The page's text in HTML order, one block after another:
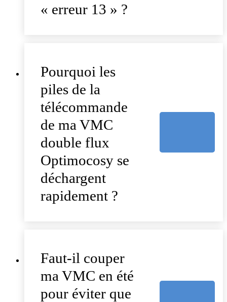
« erreur 13 » ?
Pourquoi les
piles de la
télécommande
de ma VMC
double flux
Optimocosy se
déchargent
rapidement ?
Faut-il couper
ma VMC en été
pour éviter que